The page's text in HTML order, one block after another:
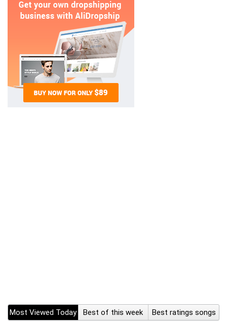
Most Viewed Today Best of this week
Best ratings songs